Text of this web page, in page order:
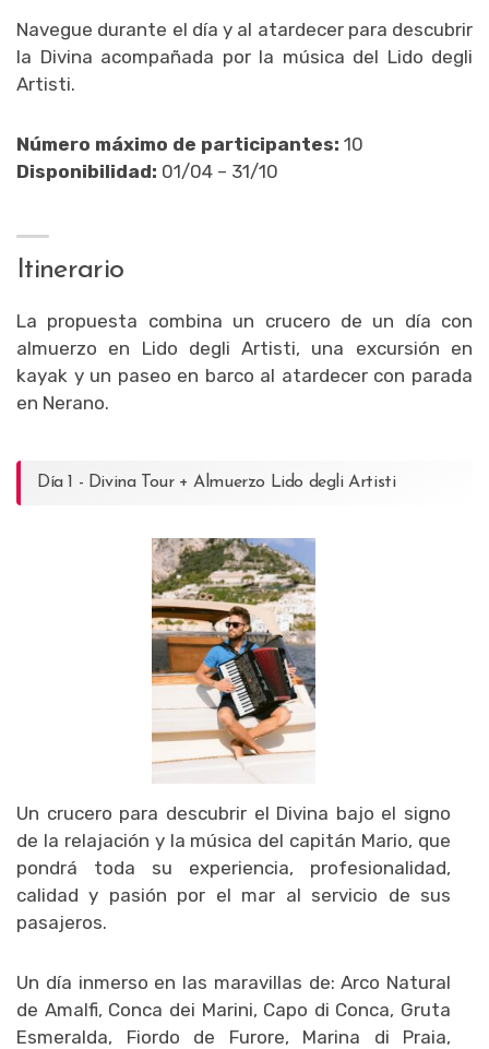
Navegue durante el día y al atardecer para descubrir
la Divina acompañada por la música del Lido degli
Artisti.
Número máximo de participantes: 10
Disponibilidad: 01/04 – 31/10
Itinerario
La propuesta combina un crucero de un día con
almuerzo en Lido degli Artisti, una excursión en
kayak y un paseo en barco al atardecer con parada
en Nerano.
Día 1 - Divina Tour + Almuerzo Lido degli Artisti
Un crucero para descubrir el Divina bajo el signo
de la relajación y la música del capitán Mario, que
pondrá toda su experiencia, profesionalidad,
calidad y pasión por el mar al servicio de sus
pasajeros.
Un día inmerso en las maravillas de: Arco Natural
de Amalfi, Conca dei Marini, Capo di Conca, Gruta
Esmeralda, Fiordo de Furore, Marina di Praia,